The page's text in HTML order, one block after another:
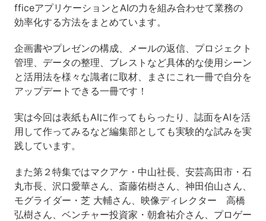
fficeアプリケーションとAIの力を組み合わせて業務の
効率化する方法をまとめています。
企画書やプレゼンの構成、メールの返信、プロジェクト
管理、データの整理、ブレストなど具体的な使用シーン
と活用法を様々な識者に取材、
まさにこれ一冊で自分を
アップデートできる一冊です！
実は今回は表紙もAIに作ってもらったり、誌面をAIを活
用して作ってみるなど編集部としても実験的な試みを実
践しています。
また第２特集ではマクアケ・中山社長、安芸高田市・石
丸市長、沢口愛華さん、斎藤佑樹さん、神田伯山さん、
モグライダー・芝 大輔さん、映像ディレクター 高橋
弘樹さん、ベンチャー投資家・朝倉祐介さん、プロゲー